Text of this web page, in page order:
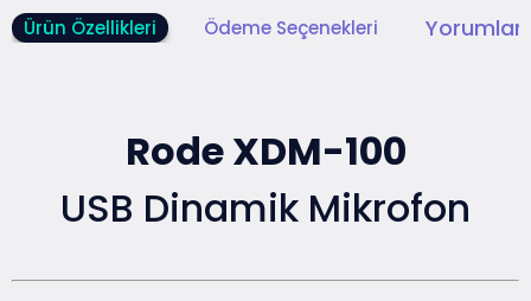
Ürün Özellikleri Ödeme Seçenekleri
Rode XDM-100
USB Dinamik Mikrofon